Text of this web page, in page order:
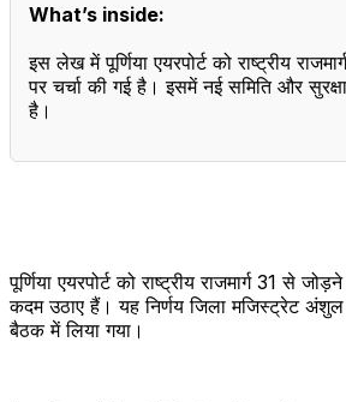
What’s inside:
इस लेख में पूर्णिया एयरपोर्ट को राष्ट्रीय
पर चर्चा की गई है। इसमें नई समिति और
है।
पूर्णिया एयरपोर्ट को राष्ट्रीय राजमार्ग 31 से
कदम उठाए हैं। यह निर्णय जिला मजिस्ट्रेट अंशुल
बैठक में लिया गया।